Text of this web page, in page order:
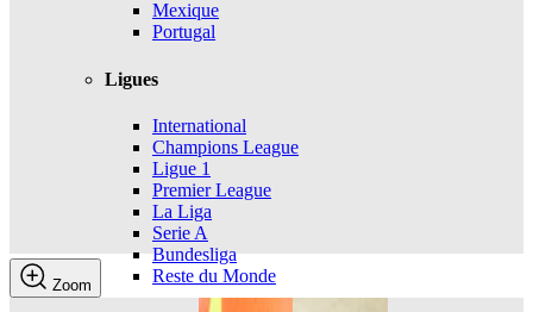
Mexique
Portugal
Ligues
International
Champions League
Ligue 1
Premier League
La Liga
Serie A
Bundesliga
Reste du Monde
Zoom